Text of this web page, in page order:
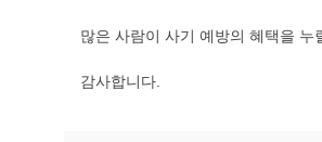
많은 사람이 사기 예방의 혜택을 누
감사합니다.